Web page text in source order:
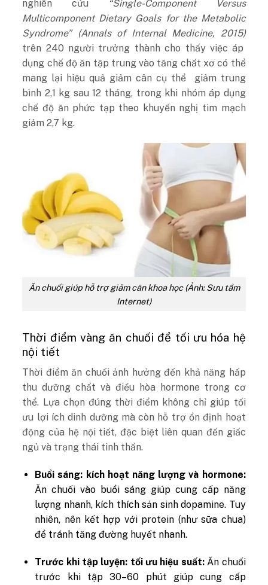
nghiên cứu “Single-Component Versus
Multicomponent Dietary Goals for the Metabolic
Syndrome” (Annals of Internal Medicine, 2015)
trên 240 người trưởng thành cho thấy việc áp
dụng chế độ ăn tập trung vào tăng chất xơ có thể
mang lại hiệu quả giảm cân cụ thể giảm trung
bình 2,1 kg sau 12 tháng, trong khi nhóm áp dụng
chế độ ăn phức tạp theo khuyến nghị tim mạch
giảm 2,7 kg.
Ăn chuối giúp hỗ trợ giảm cân khoa học (Ảnh: Sưu tầm
Internet)
Thời điểm vàng ăn chuối để tối ưu hóa hệ
nội tiết
Thời điểm ăn chuối ảnh hưởng đến khả năng hấp
thu dưỡng chất và điều hòa hormone trong cơ
thể. Lựa chọn đúng thời điểm không chỉ giúp tối
ưu lợi ích dinh dưỡng mà còn hỗ trợ ổn định hoạt
động của hệ nội tiết, đặc biệt liên quan đến giấc
ngủ và trạng thái tinh thần.
Buổi sáng: kích hoạt năng lượng và hormone:
Ăn chuối vào buổi sáng giúp cung cấp năng
lượng nhanh, kích thích sản sinh dopamine. Tuy
nhiên, nên kết hợp với protein (như sữa chua)
để tránh tăng đường huyết nhanh.
Trước khi tập luyện: tối ưu hiệu suất: Ăn chuối
trước khi tập 30–60 phút giúp cung cấp